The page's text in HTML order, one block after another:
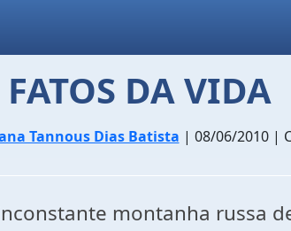
FATOS DA VIDA
Tannous Dias Batista | 08/06/2010 |
montanha russa